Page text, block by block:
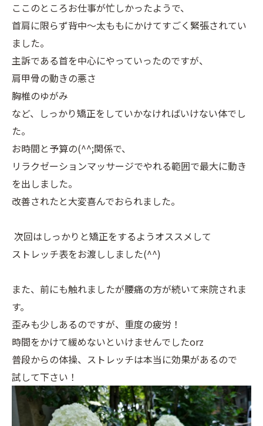
ここのところお仕事が忙しかったようで、
首肩に限らず背中～太ももにかけてすごく緊張されてい
ました。
主訴である首を中心にやっていったのですが、
肩甲骨の動きの悪さ
胸椎のゆがみ
など、しっかり矯正をしていかなければいけない体でし
た。
お時間と予算の(^^;関係で、
リラクゼーションマッサージでやれる範囲で最大に動き
を出しました。
改善されたと大変喜んでおられました。
次回はしっかりと矯正をするようオススメして
ストレッチ表をお渡ししました(^^)
また、前にも触れましたが腰痛の方が続いて来院されま
す。
歪みも少しあるのですが、重度の疲労！
時間をかけて緩めないといけませんでしたorz
普段からの体操、ストレッチは本当に効果があるので
試して下さい！